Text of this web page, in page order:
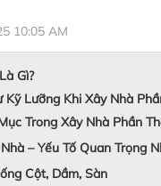
10:05 AM
Gì?
Lưỡng Khi Xây Nhà
Trong Xây Nhà Phần
– Yếu Tố Quan Trọng
Cột, Dầm, Sàn